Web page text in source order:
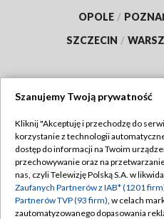
OPOLE /
SZCZECIN /
Abonament TVP
Emisja w TVP
Centrum informacji TVP
Polityka
Moje
Szanujemy Twoją prywatność
Kliknij "Akceptuję i przechodzę do
korzystanie z technologii
dostęp do informacji na Twoim
przechowywanie oraz na
nas, czyli Telewizję Polską S.A. w
Zaufanych Partnerów z IAB* (1201
Partnerów TVP (93 firm), w celach
zautomatyzowanego dopasowania